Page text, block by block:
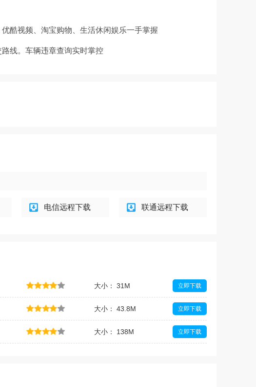
视频、淘宝购物、生活休闲娱乐一手掌握
线。车辆违章查询实时掌控
电信远程下载 联通远程下载
大小： 31M 立即下载
大小： 43.8M 立即下载
大小： 138M 立即下载